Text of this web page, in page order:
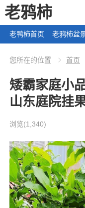
老鸦柿
老鸭柿首页 老鸦柿盆
您所在的位置 首页
矮霸家庭小
山东庭院挂
浏览(1,340)